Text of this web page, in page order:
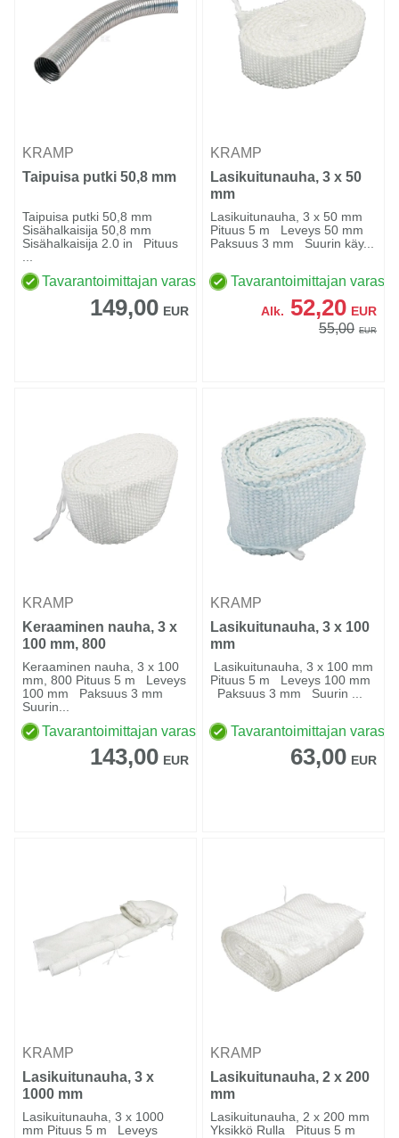
KRAMP
Taipuisa putki 50,8 mm
Taipuisa putki 50,8 mm
Sisähalkaisija 50,8 mm
Sisähalkaisija 2.0 in Pituus
Tavarantoimittajan varastossa
149,00 EUR
KRAMP
Lasikuitunauha, 3 x 50
mm
Lasikuitunauha, 3 x 50 mm
Pituus 5 m Leveys 50 mm
Paksuus 3 mm Suurin käy...
Tavarantoimittajan
Alk. 52,20 EUR
55,00 EUR
KRAMP
Keraaminen nauha, 3 x
100 mm, 800
Keraaminen nauha, 3 x 100
mm, 800 Pituus 5 m Leveys
100 mm Paksuus 3 mm
Suurin...
Tavarantoimittajan varastossa
143,00 EUR
KRAMP
Lasikuitunauha, 3 x 100
mm
Lasikuitunauha, 3 x 100 mm
Pituus 5 m Leveys 100 mm
Paksuus 3 mm Suurin ...
Tavarantoimittajan
63,00 EUR
KRAMP
Lasikuitunauha, 3 x
1000 mm
Lasikuitunauha, 3 x 1000
mm Pituus 5 m Leveys
KRAMP
Lasikuitunauha, 2 x 200
mm
Lasikuitunauha, 2 x 200 mm
Yksikkö Rulla Pituus 5 m